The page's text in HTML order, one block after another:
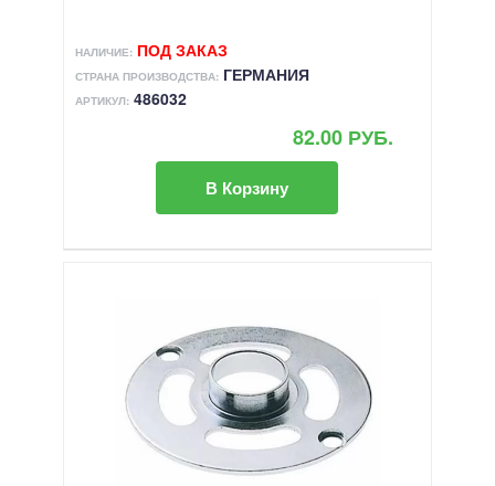
НАЛИЧИЕ: ПОД ЗАКАЗ
СТРАНА ПРОИЗВОДСТВА:ГЕРМАНИЯ
АРТИКУЛ:486032
82.00 РУБ.
В Корзину